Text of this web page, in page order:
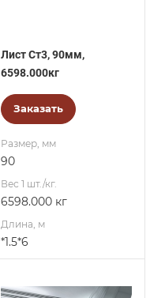
Лист Ст3, 90мм,
6598.000кг
Заказать
Размер, мм
90
Вес 1 шт./кг.
6598.000 кг
Длина, м
*1.5*6